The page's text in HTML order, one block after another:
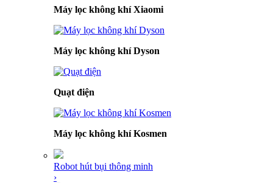
Máy lọc không khí Xiaomi
Máy lọc không khí Dyson
Quạt điện
Máy lọc không khí Kosmen
Robot hút bụi thông minh
›